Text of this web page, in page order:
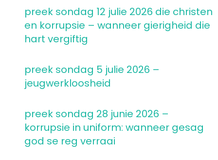
preek sondag 12 julie 2026 die christen
en korrupsie – wanneer gierigheid die
hart vergiftig
preek sondag 5 julie 2026 –
jeugwerkloosheid
preek sondag 28 junie 2026 –
korrupsie in uniform: wanneer gesag
god se reg verraai